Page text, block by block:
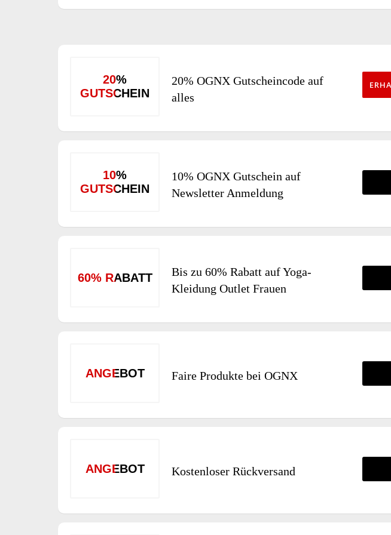
20%
GUTSCHEIN
20% OGNX Gutscheincode auf
alles
10%
GUTSCHEIN
10% OGNX Gutschein auf
Newsletter Anmeldung
60% RABATT
Bis zu 60% Rabatt auf Yoga-
Kleidung Outlet Frauen
ANGEBOT Faire Produkte bei OGNX
ANGEBOT Kostenloser Rückversand